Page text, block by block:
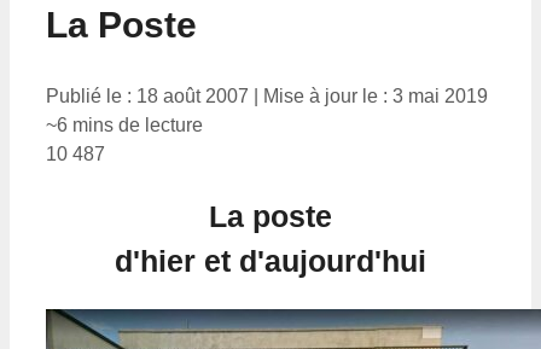
La Poste
Publié le : 18 août 2007
Mise à jour le : 3 mai 2019
~6 mins de lecture
10 487
La poste
d'hier et d'aujourd'hui